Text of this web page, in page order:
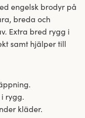
engelsk brodyr på
breda och
Extra bred rygg i
samt hjälper till
rygg.
kläder.